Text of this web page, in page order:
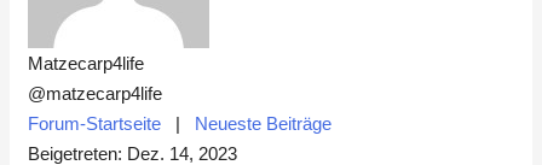
Matzecarp4life
@matzecarp4life
Forum-Startseite | Neueste Beiträge
Beigetreten: Dez. 14, 2023